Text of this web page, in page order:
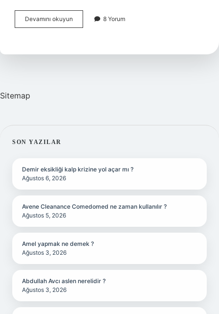
Devamını okuyun
dosyası
8 Yorum
Sitemap
SIDEBAR
SON YAZILAR
Demir eksikliği kalp krizine yol açar mı ?
Ağustos 6, 2026
Avene Cleanance Comedomed ne zaman kullanılır ?
Ağustos 5, 2026
Amel yapmak ne demek ?
Ağustos 3, 2026
Abdullah Avcı aslen nerelidir ?
Ağustos 3, 2026